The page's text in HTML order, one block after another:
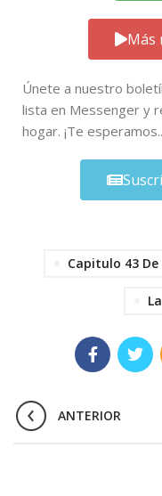
Más
Únete a nuestro
lista en Messenger y
hogar. ¡Te
Capitulo 43
ANTERIOR